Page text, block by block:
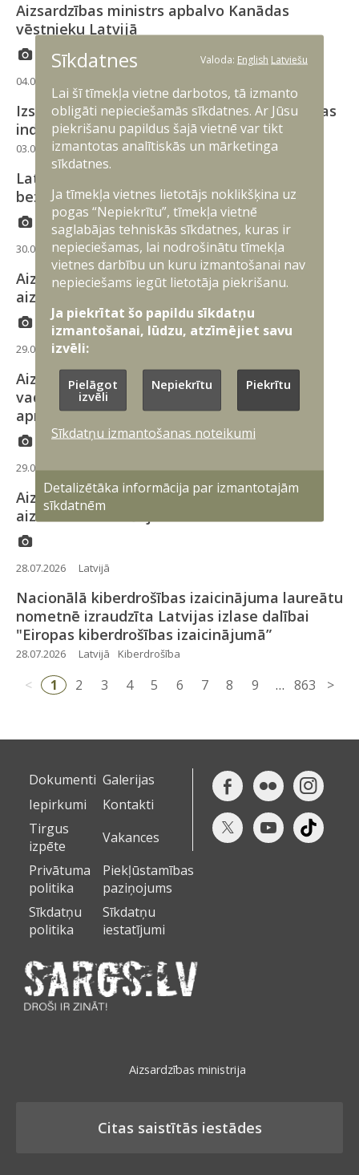
Aizsardzības ministrs apbalvo Kanādas
vēstnieku Latvijā
04.08.2026
Izsludina projektu atlasi Latvijas aizsardzības
industrijas rūpniecisko spēju uzlabošanai
03.08.2026 Industrija
Latvijā kopā ar Ukrainas industriju attīstīs
bezpilota sistēmu ražošanu un testēšanu
30.07.2026 Latvijā Starptautiskā sadarbība Industrija
Aizsardzības ministrija akreditē Ungārijas
aizsardzības atašeju
29.07.2026 Latvijā
Aizsardzības ministrs ar Jaunsardzes centra
vadību pārrunā bezpilota gaisa kuģu
apmācības ieviešanas gaitu
29.07.2026 Latvijā Spēju attīstība
Aizsardzības ministrs apbalvo Polijas
aizsardzības atašeju
28.07.2026 Latvijā
Nacionālā kiberdrošības izaicinājuma laureātu
nometnē izraudzīta Latvijas izlase dalībai
"Eiropas kiberdrošības izaicinājumā”
28.07.2026 Latvijā Kiberdrošība
< 1 2 3 4 5 6 7 8 9 … 863 >
Dokumenti Galerijas
Iepirkumi
Kontakti
Tirgus
izpēte
Vakances
Privātuma
politika
Piekļūstamības
paziņojums
Sīkdatņu
politika
Sīkdatņu
iestatījumi
Aizsardzības ministrija
Citas saistītās iestādes
Sīkdatnes Valoda: English Latviešu
Lai šī tīmekļa vietne darbotos, tā izmanto
obligāti nepieciešamās sīkdatnes. Ar Jūsu
piekrišanu papildus šajā vietnē var tikt
izmantotas analītiskās un mārketinga
sīkdatnes.
Ja tīmekļa vietnes lietotājs noklikšķina uz
pogas “Nepiekrītu”, tīmekļa vietnē
saglabājas tehniskās sīkdatnes, kuras ir
nepieciešamas, lai nodrošinātu tīmekļa
vietnes darbību un kuru izmantošanai nav
nepieciešams iegūt lietotāja piekrišanu.
Ja piekrītat šo papildu sīkdatņu
izmantošanai, lūdzu, atzīmējiet savu
izvēli:
Pielāgot
izvēli
Nepiekrītu Piekrītu
Sīkdatņu izmantošanas noteikumi
Detalizētāka informācija par izmantotajām
sīkdatnēm